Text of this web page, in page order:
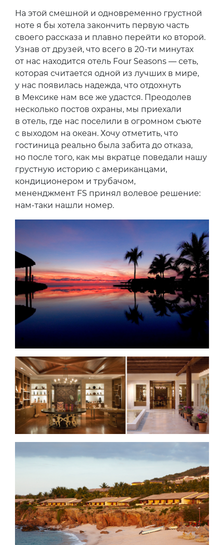
На этой смешной и одновременно грустной
ноте я бы хотела закончить первую часть
своего рассказа и плавно перейти ко второй.
Узнав от друзей, что всего в 20-ти минутах
от нас находится отель Four Seasons — сеть,
которая считается одной из лучших в мире,
у нас появилась надежда, что отдохнуть
в Мексике нам все же удастся. Преодолев
несколько постов охраны, мы приехали
в отель, где нас поселили в огромном съюте
с выходом на океан. Хочу отметить, что
гостиница реально была забита до отказа,
но после того, как мы вкратце поведали нашу
грустную историю с американцами,
кондиционером и трубачом,
мененджмент FS принял волевое решение:
нам-таки нашли номер.